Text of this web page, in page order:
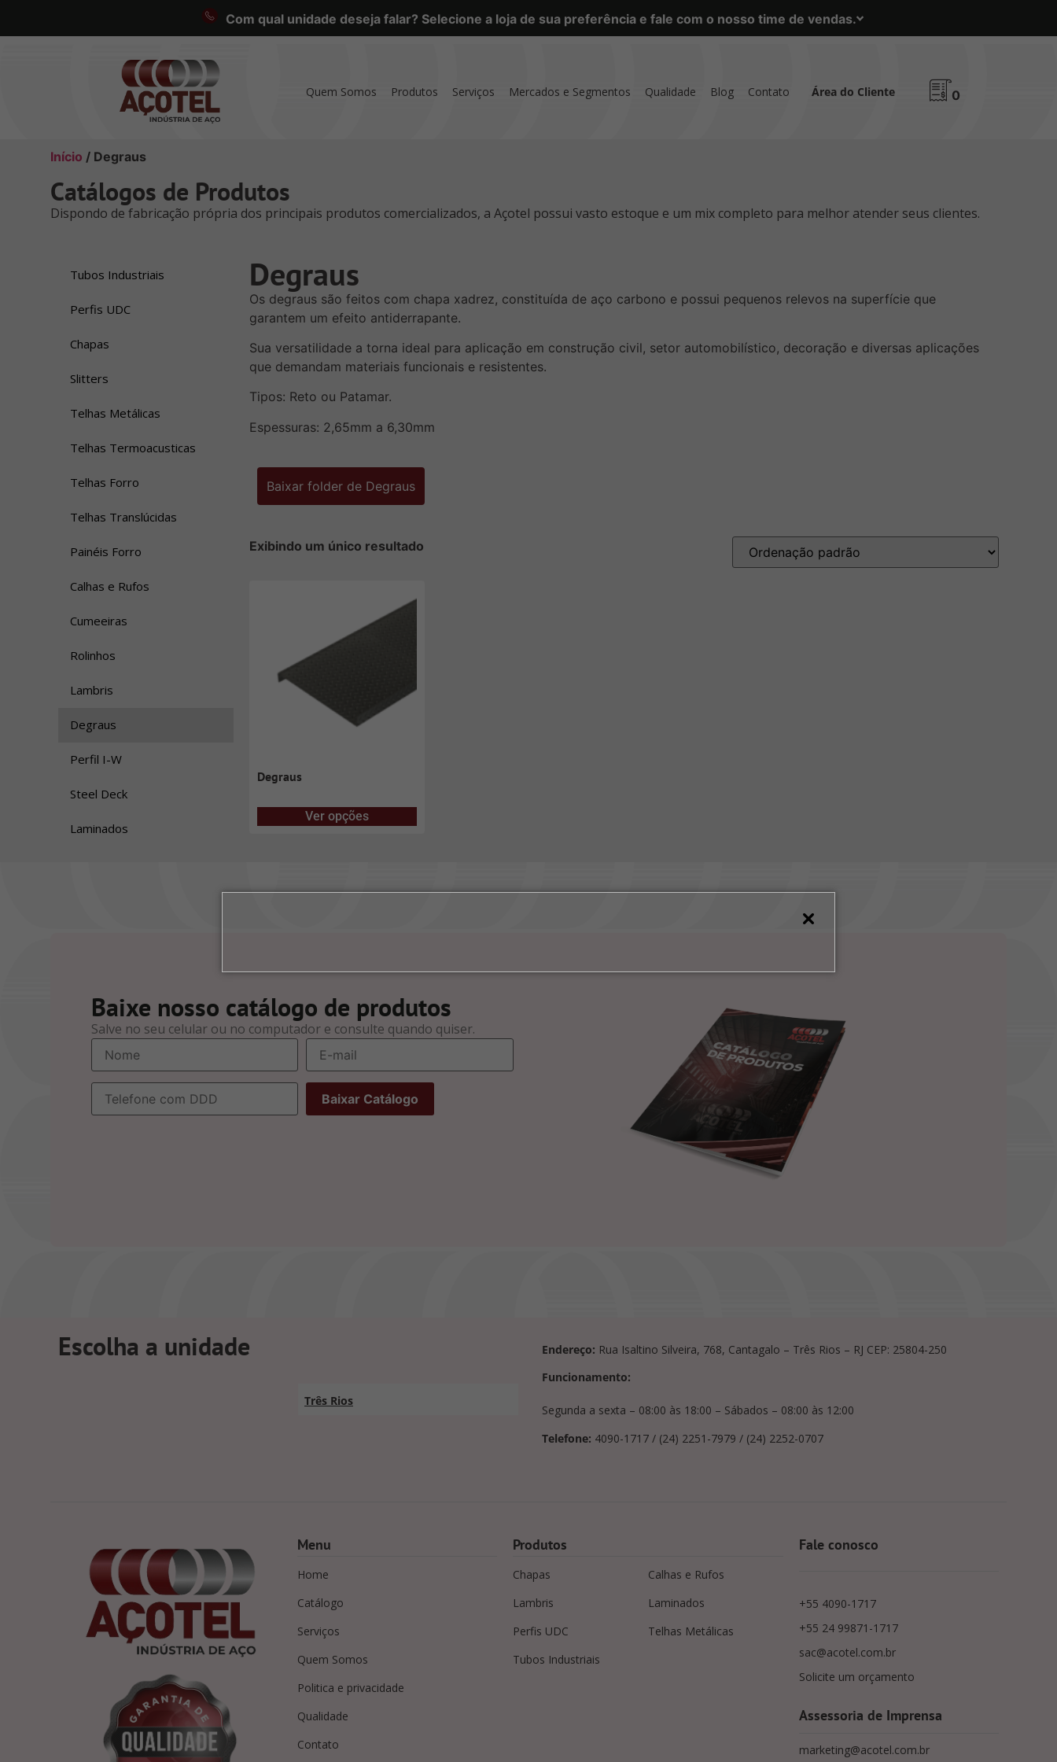
Com qual unidade deseja falar? Selecione a loja de sua preferência e fale com o nosso time de vendas.
Quem Somos Produtos Serviços Mercados e Segmentos Qualidade Blog Contato Área do Cliente 0
Início / Degraus
Catálogos de Produtos
Dispondo de fabricação própria dos principais produtos comercializados, a Açotel possui vasto estoque e um mix completo para melhor atender seus clientes.
Tubos Industriais
Perfis UDC
Chapas
Slitters
Telhas Metálicas
Telhas Termoacusticas
Telhas Forro
Telhas Translúcidas
Painéis Forro
Calhas e Rufos
Cumeeiras
Rolinhos
Lambris
Degraus
Perfil I-W
Steel Deck
Laminados
Degraus
Os degraus são feitos com chapa xadrez, constituída de aço carbono e possui pequenos relevos na superfície que
garantem um efeito antiderrapante.
Sua versatilidade a torna ideal para aplicação em construção civil, setor automobilístico, decoração e diversas aplicações
que demandam materiais funcionais e resistentes.
Tipos: Reto ou Patamar.
Espessuras: 2,65mm a 6,30mm
Baixar folder de Degraus
Exibindo um único resultado
Degraus
Ver opções
Baixe nosso catálogo de produtos
Salve no seu celular ou no computador e consulte quando quiser.
Escolha a unidade
Três Rios
Endereço: Rua Isaltino Silveira, 768, Cantagalo – Três Rios – RJ CEP: 25804-250
Funcionamento:
Segunda a sexta – 08:00 às 18:00 – Sábados – 08:00 às 12:00
Telefone: 4090-1717 / (24) 2251-7979 / (24) 2252-0707
Menu
Home
Catálogo
Serviços
Quem Somos
Politica e privacidade
Qualidade
Contato
Produtos
Chapas
Calhas e Rufos
Lambris
Laminados
Perfis UDC
Telhas Metálicas
Tubos Industriais
Fale conosco
+55 4090-1717
+55 24 99871-1717
sac@acotel.com.br
Solicite um orçamento
Assessoria de Imprensa
marketing@acotel.com.br